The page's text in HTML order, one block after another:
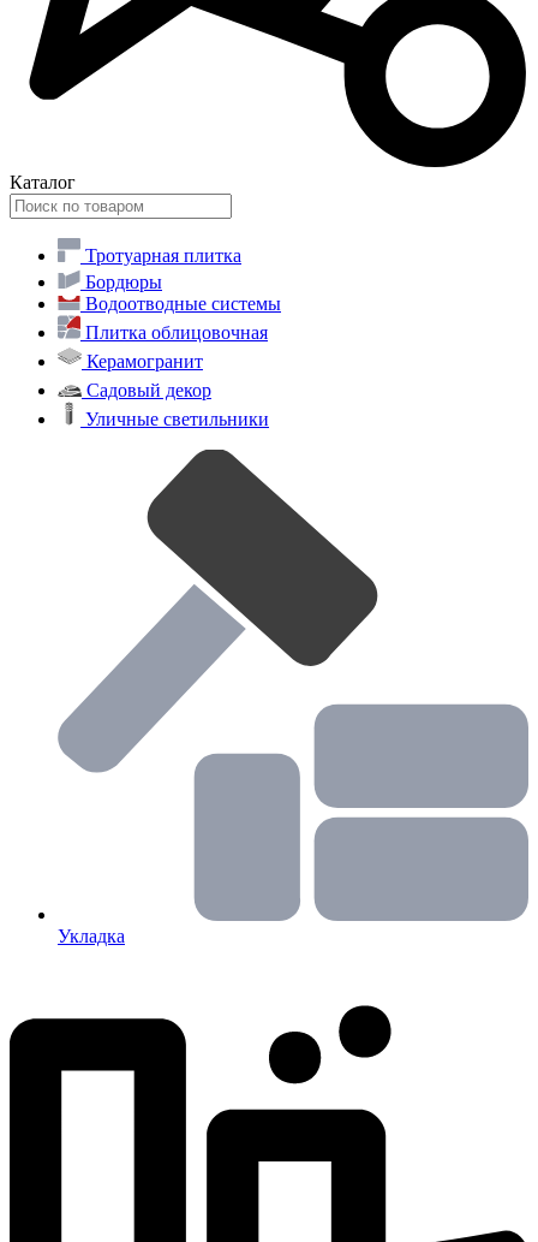
Каталог
Тротуарная плитка
Бордюры
Водоотводные системы
Плитка облицовочная
Керамогранит
Садовый декор
Уличные светильники
Укладка